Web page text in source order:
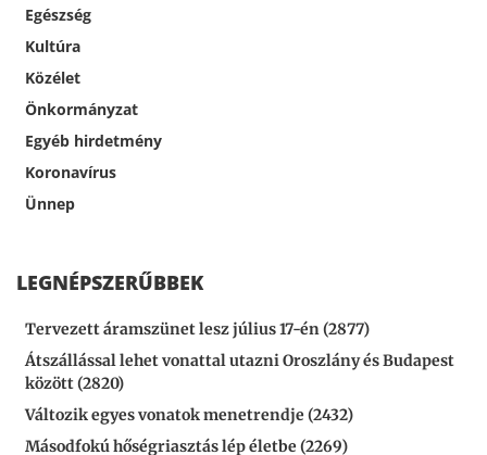
Egészség
Kultúra
Közélet
Önkormányzat
Egyéb hirdetmény
Koronavírus
Ünnep
LEGNÉPSZERŰBBEK
Tervezett áramszünet lesz július 17-én (2877)
Átszállással lehet vonattal utazni Oroszlány és Budapest
között (2820)
Változik egyes vonatok menetrendje (2432)
Másodfokú hőségriasztás lép életbe (2269)